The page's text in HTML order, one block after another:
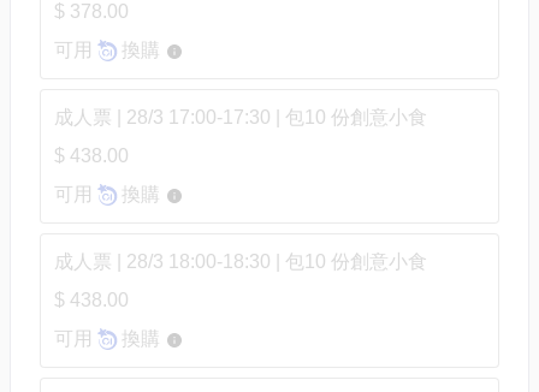
$ 378.00
可用
換購
成人票 | 28/3 17:00-17:30 | 包10 份創意小食
$ 438.00
可用
換購
成人票 | 28/3 18:00-18:30 | 包10 份創意小食
$ 438.00
可用
換購